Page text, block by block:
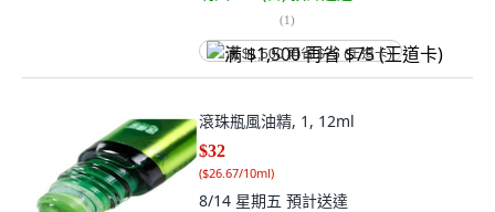
(1)
满 $1,500 再省 $75 (王道卡)
滾珠瓶風油精, 1, 12ml
$32
($26.67/10ml)
8/14 星期五 預計送達